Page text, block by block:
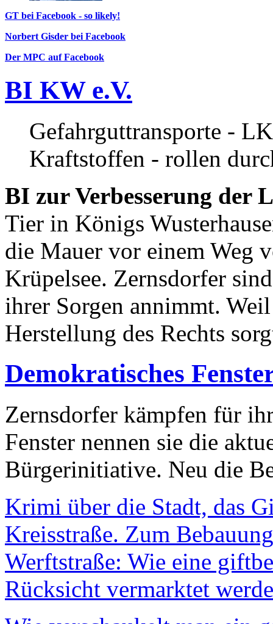
GT bei Facebook - so likely!
Norbert Gisder bei Facebook
Der MPC auf Facebook
BI KW e.V.
Gefahrguttransporte -
Kraftstoffen - rollen
BI zur Verbesserung der
Tier in Königs
die Mauer vor einem Weg
Krüpelsee. Zernsdorfer
ihrer Sorgen annimmt.
Herstellung des Rechts
Demokratisches
Zernsdorfer kämpfen für
Fenster nennen sie die
Bürgerinitiative. Neu die
Krimi über die Stadt, das
Kreisstraße. Zum
Werftstraße: Wie eine
Rücksicht vermarktet